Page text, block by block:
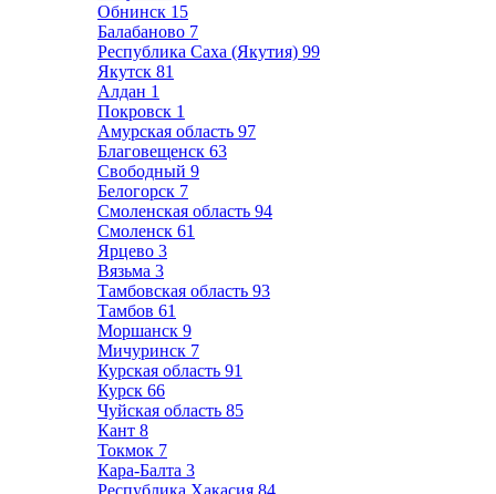
Обнинск 15
Балабаново 7
Республика Саха (Якутия) 99
Якутск 81
Алдан 1
Покровск 1
Амурская область 97
Благовещенск 63
Свободный 9
Белогорск 7
Смоленская область 94
Смоленск 61
Ярцево 3
Вязьма 3
Тамбовская область 93
Тамбов 61
Моршанск 9
Мичуринск 7
Курская область 91
Курск 66
Чуйская область 85
Кант 8
Токмок 7
Кара-Балта 3
Республика Хакасия 84